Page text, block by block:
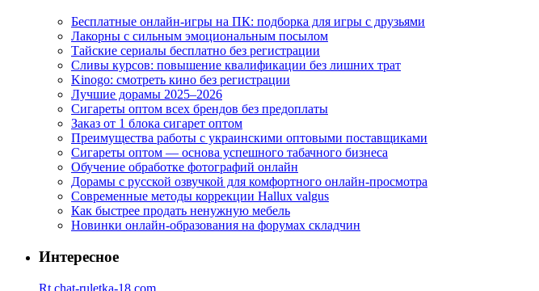
Бесплатные онлайн-игры на ПК: подборка для игры с друзьями
Лакорны с сильным эмоциональным посылом
Тайские сериалы бесплатно без регистрации
Сливы курсов: повышение квалификации без лишних трат
Kinogo: смотреть кино без регистрации
Лучшие дорамы 2025–2026
Сигареты оптом всех брендов без предоплаты
Заказ от 1 блока сигарет оптом
Преимущества работы с украинскими оптовыми поставщиками
Сигареты оптом — основа успешного табачного бизнеса
Обучение обработке фотографий онлайн
Дорамы с русской озвучкой для комфортного онлайн-просмотра
Современные методы коррекции Hallux valgus
Как быстрее продать ненужную мебель
Новинки онлайн-образования на форумах складчин
Интересное
Rt.chat-ruletka-18.com